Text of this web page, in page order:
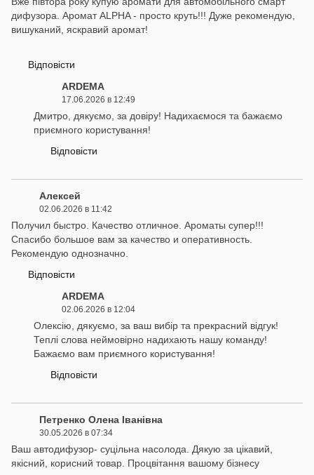
дифузора. Аромат ALPHA - просто круть!!! Дуже рекомендую,
вишуканий, яскравий аромат!
Відповісти
ARDEMA
17.06.2026 в 12:49
Дмитро, дякуємо, за довіру! Надихаємося та бажаємо
приємного користування!
Відповісти
Алексей
02.06.2026 в 11:42
Получил быстро. Качество отличное. Ароматы супер!!!
Спасибо большое вам за качество и оперативность.
Рекомендую однозначно.
Відповісти
ARDEMA
02.06.2026 в 12:04
Олексію, дякуємо, за ваш вибір та прекрасний відгук!
Теплі слова неймовірно надихають нашу команду!
Бажаємо вам приємного користування!
Відповісти
Петренко Олена Іванівна
30.05.2026 в 07:34
Ваш автодифузор- суцільна насолода. Дякую за цікавий,
якісний, корисний товар. Процвітання вашому бізнесу